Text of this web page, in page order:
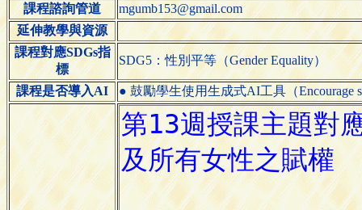
課程諮詢管道
mgumb153@gmail.com
延伸教學與資源
課程對應SDGs指
標
SDG5：性別平等（Gender Equality）
課程是否導入AI ● 鼓勵學生使用生成式AI工具（Encourage